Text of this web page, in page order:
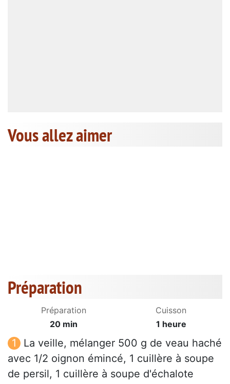
Vous allez aimer
Préparation
Préparation
20 min
Cuisson
1 heure
La veille, mélanger 500 g de veau haché
avec 1/2 oignon émincé, 1 cuillère à soupe
de persil, 1 cuillère à soupe d'échalote